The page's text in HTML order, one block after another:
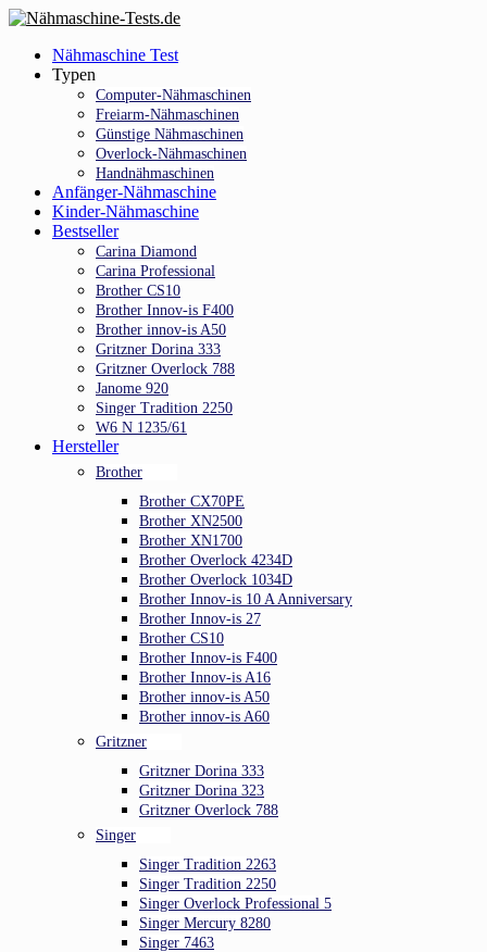
Skip
main
content
Menu
Nähmaschine Test
Typen
Computer-Nähmaschinen
Freiarm-Nähmaschinen
Günstige Nähmaschinen
Overlock-Nähmaschinen
Handnähmaschinen
Anfänger-Nähmaschine
Kinder-Nähmaschine
Bestseller
Carina Diamond
Carina Professional
Brother CS10
Brother Innov-is F400
Brother innov-is A50
Gritzner Dorina 333
Gritzner Overlock 788
Janome 920
Singer Tradition 2250
W6 N 1235/61
Hersteller
Brother
Brother CX70PE
Brother XN2500
Brother XN1700
Brother Overlock 4234D
Brother Overlock 1034D
Brother Innov-is 10 A Anniversary
Brother Innov-is 27
Brother CS10
Brother Innov-is F400
Brother Innov-is A16
Brother innov-is A50
Brother innov-is A60
Gritzner
Gritzner Dorina 333
Gritzner Dorina 323
Gritzner Overlock 788
Singer
Singer Tradition 2263
Singer Tradition 2250
Singer Overlock Professional 5
Singer Mercury 8280
Singer 7463